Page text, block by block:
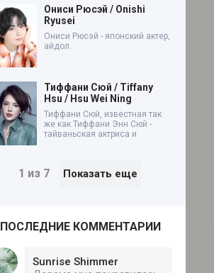
Ониси Рюсэй / Onishi
Ryusei
Ониси Рюсэй - японский актер,
айдол.
Тиффани Сюй / Tiffany
Hsu / Hsu Wei Ning
Тиффани Сюй, известная так
же как Тиффани Энн Сюй -
тайваньская актриса и
1 из 7 Показать еще
ПОСЛЕДНИЕ КОММЕНТАРИИ
Sunrise Shimmer